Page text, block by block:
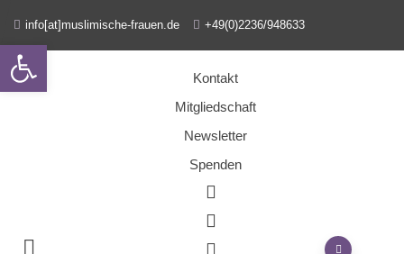
info[at]muslimische-frauen.de +49(0)2236/948633
Kontakt
Mitgliedschaft
Newsletter
Spenden
Open toolbar